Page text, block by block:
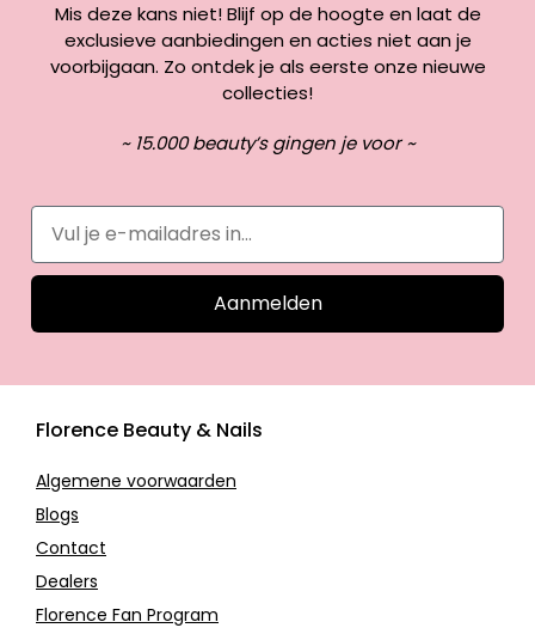
Mis deze kans niet! Blijf op de hoogte en laat de
exclusieve aanbiedingen en acties niet aan je
voorbijgaan. Zo ontdek je als eerste onze nieuwe
collecties!
~ 15.000 beauty’s gingen je voor ~
Aanmelden
Florence Beauty & Nails
Algemene voorwaarden
Blogs
Contact
Dealers
Florence Fan Program